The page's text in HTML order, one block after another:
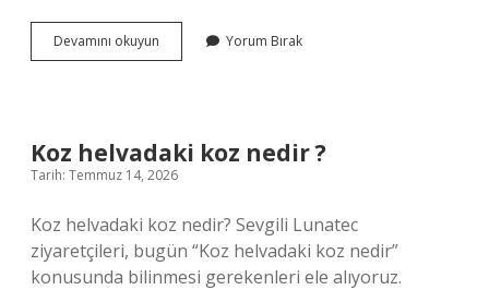
Devamını okuyun
helvadaki
Yorum Bırak
Koz helvadaki koz nedir ?
Tarih: Temmuz 14, 2026
Koz helvadaki koz nedir? Sevgili Lunatec
ziyaretçileri, bugün “Koz helvadaki koz nedir”
konusunda bilinmesi gerekenleri ele alıyoruz.